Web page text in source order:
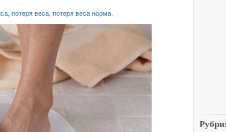
потеря веса потеря веса норма